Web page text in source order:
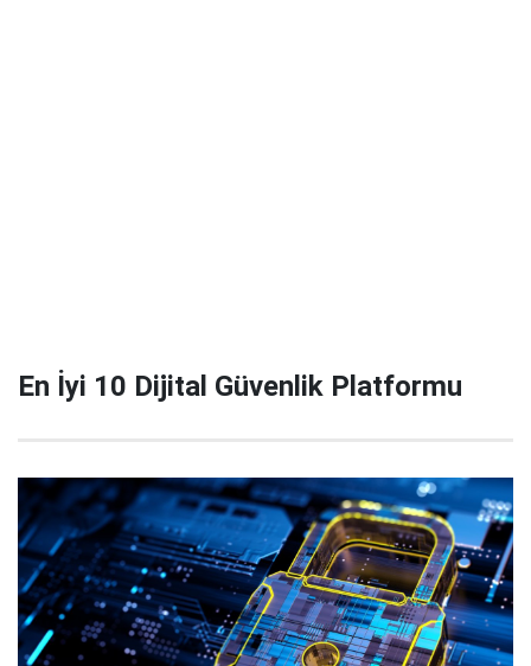
En İyi 10 Dijital Güvenlik Platformu